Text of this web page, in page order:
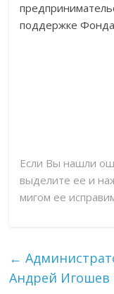
поддержке Фонда
Если Вы нашли
выделите ее и
мигом ее
←
Андрей Игошев